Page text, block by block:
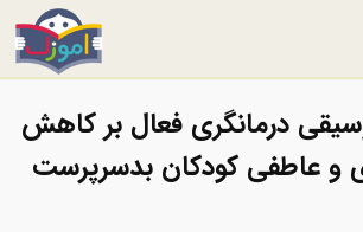
درمانگری فعال بر کاهش
و عاطفی کودکان بدسرپرست